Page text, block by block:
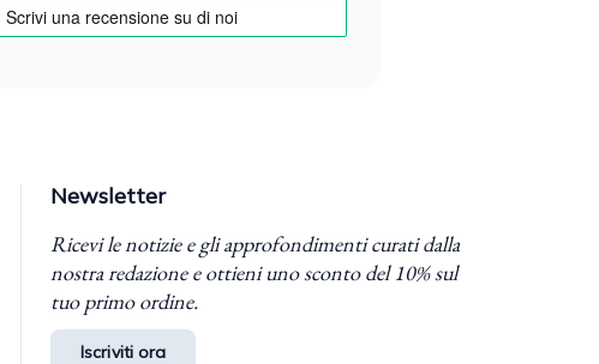
Newsletter
Ricevi le notizie e gli approfondimenti curati dalla
nostra redazione e ottieni uno sconto del 10% sul
tuo primo ordine.
Iscriviti ora